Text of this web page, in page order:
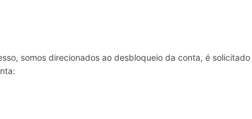
somos direcionados ao desbloqueio da conta, é